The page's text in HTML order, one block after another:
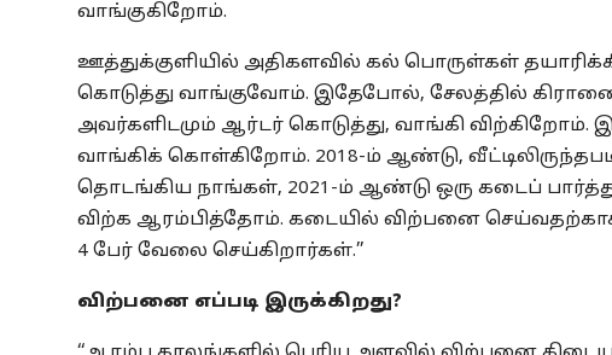
வாங்குகிறோம்.
ஊத்துக்குளியில் அதிகளவில் கல் பொருள்கள்
கொடுத்து வாங்குவோம். இதேபோல், சேலத்தில்
அவர்களிடமும் ஆர்டர் கொடுத்து, வாங்கி விற்கிறோம்.
வாங்கிக் கொள்கிறோம். 2018-ம் ஆண்டு,
தொடங்கிய நாங்கள், 2021-ம் ஆண்டு ஒரு கடைப்
விற்க ஆரம்பித்தோம். கடையில் விற்பனை
4 பேர் வேலை செய்கிறார்கள்.’’
விற்பனை எப்படி இருக்கிறது?